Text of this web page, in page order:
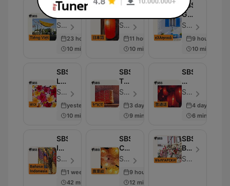
SBS
-
Việt
ngữ
SBS - Epizoda 4709
23 hours ago
10 min
SBS
-
の
日
語
放
送
SBS - Epizoda 1649
11 hours ago
10 min
SBS
Greek
-
Ελληνικά
SBS - Epizoda 2535
9 hours ago
10 min
SBS
Lao
-
ພາ​
ສາ​
SBS - Epizoda 738
yesterday
10 min
SBS
Tigrinya
-
ኤስ.ቢ.ኤስ
ትግርኛ
SBS - Epizoda 1283
3 days ago
9 min
SBS
Mandarin
-
普
通
电
台
SBS - Epizoda 4071
4 days ago
6 min
SBS
Indonesian
-
Bahasa
SBS - Epizoda 1485
1 week ago
42 min
SBS
Cantonese
-
廣
SBS - Epizoda 3694
9 hours ago
12 min
SBS
Bulgarian
-SBS